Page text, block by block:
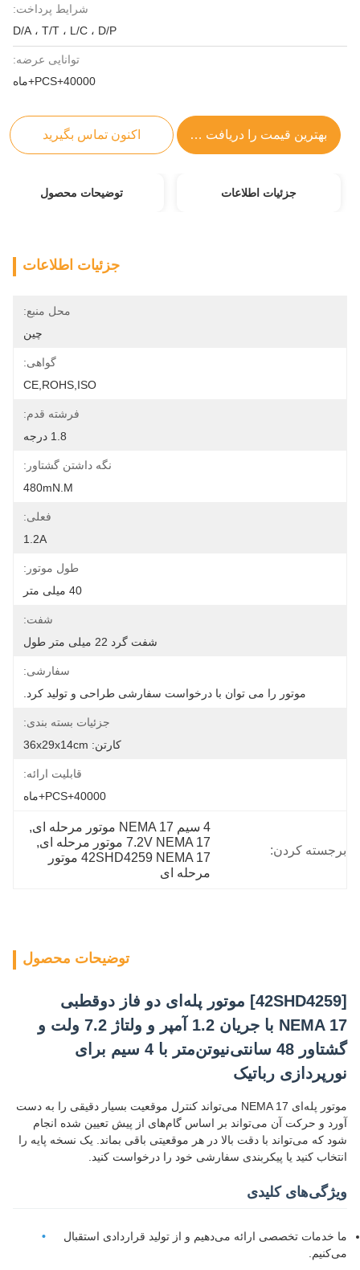
شرایط پرداخت:
D/A ، T/T ، L/C ، D/P
توانایی عرضه:
40000+PCS+ماه
بهترین قیمت را دریافت کنید اکنون تماس بگیرید
جزئیات اطلاعات توضیحات محصول
جزئیات اطلاعات
محل منبع:
چین
گواهی:
CE,ROHS,ISO
فرشته قدم:
1.8 درجه
نگه داشتن گشتاور:
480mN.m
فعلی:
1.2A
طول موتور:
40 میلی متر
شفت:
شفت گرد 22 میلی متر طول
سفارشی:
موتور را می توان با درخواست سفارشی طراحی و تولید کرد.
جزئیات بسته بندی:
کارتن: 36x29x14cm
قابلیت ارائه:
40000+PCS+ماه
برجسته کردن:
4 سیم NEMA 17 موتور مرحله ای
,
7.2V NEMA 17 موتور مرحله ای
,
42SHD4259 NEMA 17 موتور
مرحله ای
توضیحات محصول
[42SHD4259] موتور پله‌ای دو فاز دوقطبی
NEMA 17 با جریان 1.2 آمپر و ولتاژ 7.2 ولت و
گشتاور 48 سانتی‌نیوتن‌متر با 4 سیم برای
نورپردازی رباتیک
موتور پله‌ای NEMA 17 می‌تواند کنترل موقعیت بسیار دقیقی را به دست
آورد و حرکت آن می‌تواند بر اساس گام‌های از پیش تعیین شده انجام
شود که می‌تواند با دقت بالا در هر موقعیتی باقی بماند. یک نسخه پایه را
انتخاب کنید یا پیکربندی سفارشی خود را درخواست کنید.
ویژگی‌های کلیدی
ما خدمات تخصصی ارائه می‌دهیم و از تولید قراردادی استقبال
می‌کنیم.